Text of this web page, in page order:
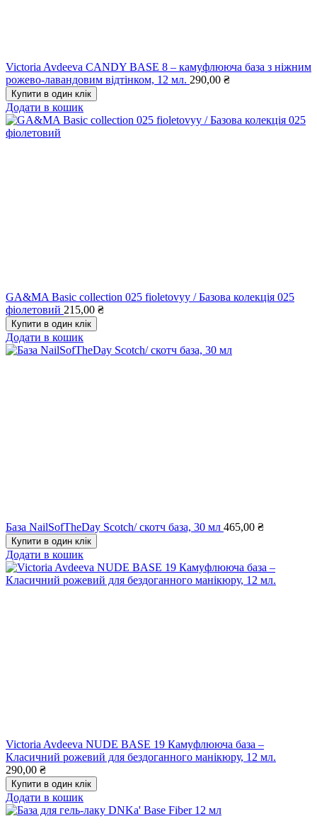
Victoria Avdeeva CANDY BASE 8 – камуфлююча база з ніжним
рожево-лавандовим відтінком, 12 мл. 290,00 ₴
Купити в один клік
Додати в кошик
GA&MA Basic collection 025 fioletovyy / Базова колекція 025
фіолетовий 215,00 ₴
Купити в один клік
Додати в кошик
База NailSofTheDay Scotch/ скотч база, 30 мл 465,00 ₴
Купити в один клік
Додати в кошик
Victoria Avdeeva NUDE BASE 19 Камуфлююча база –
Класичний рожевий для бездоганного манікюру, 12 мл.
290,00 ₴
Купити в один клік
Додати в кошик